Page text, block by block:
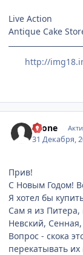
Live Action
Antique Cake
http://
Leone
31 Декабря,
Прив!
С Новым Годом!
Я хотел бы
Сам я из Питера,
Невский,
Вопрос - скока
перекатывать